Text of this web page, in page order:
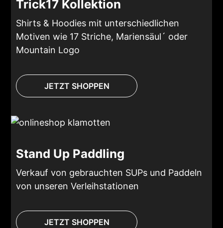
Trick17 Kollektion
Shirts & Hoodies mit unterschiedlichen
Motiven wie 17 Striche, Mariensäul´ oder
Mountain Logo
JETZT SHOPPEN
Stand Up Paddling
Verkauf von gebrauchten SUPs und Paddeln
von unseren Verleihstationen
JETZT SHOPPEN